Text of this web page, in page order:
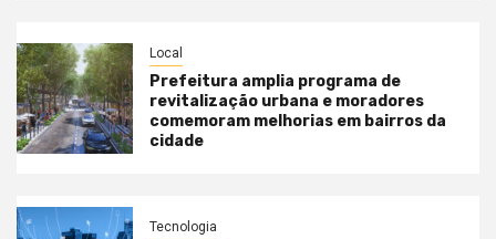
Local
Prefeitura amplia programa de
revitalização urbana e moradores
comemoram melhorias em bairros da
cidade
Tecnologia